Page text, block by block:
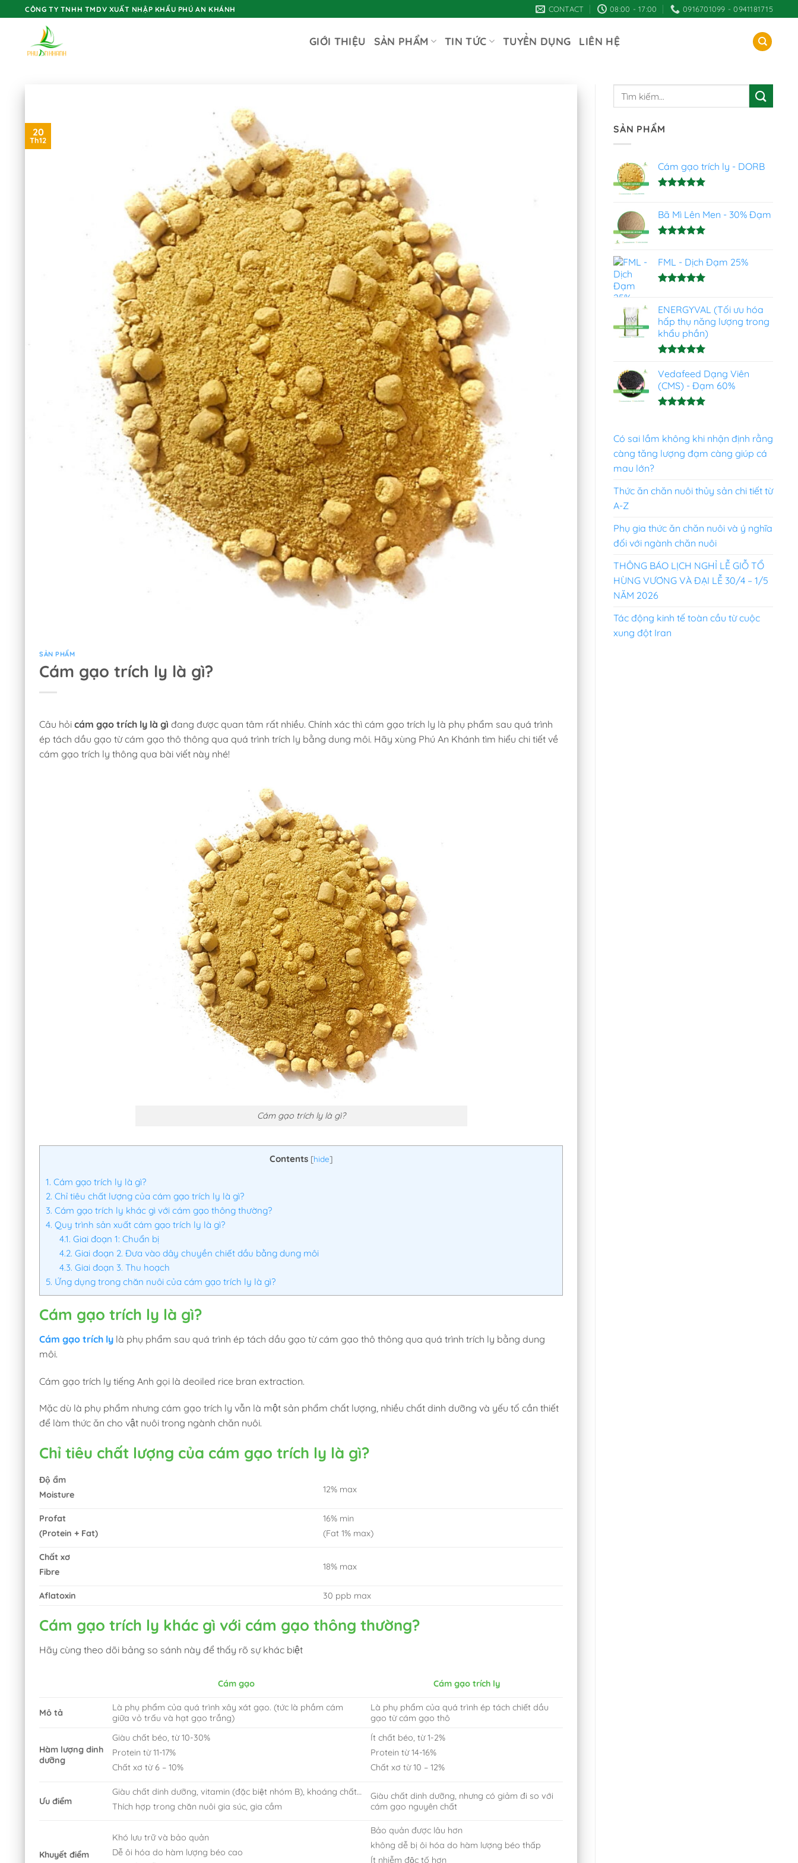
to
CÔNG TY TNHH TMDV XUẤT NHẬP KHẨU PHÚ AN KHÁNH CONTACT 08:00 - 17:00 0916701099 - 0941181715
GIỚI THIỆU SẢN PHẨM TIN TỨC TUYỂN DỤNG LIÊN HỆ
20
Th12
SẢN PHẨM
Cám gạo trích ly là gì?
Câu hỏi cám gạo trích ly là gì đang được quan tâm rất nhiều. Chính xác thì cám gạo trích ly là phụ phẩm sau quá trình
ép tách dầu gạo từ cám gạo thô thông qua quá trình trích ly bằng dung môi. Hãy xùng Phú An Khánh tìm hiểu chi tiết về
cám gạo trích ly thông qua bài viết này nhé!
Cám gạo trích ly là gì?
Contents [hide]
1. Cám gạo trích ly là gì?
2. Chỉ tiêu chất lượng của cám gạo trích ly là gì?
3. Cám gạo trích ly khác gì với cám gạo thông thường?
4. Quy trình sản xuất cám gạo trích ly là gì?
4.1. Giai đoạn 1: Chuẩn bị
4.2. Giai đoạn 2. Đưa vào dây chuyền chiết dầu bằng dung môi
4.3. Giai đoạn 3. Thu hoạch
5. Ứng dụng trong chăn nuôi của cám gạo trích ly là gì?
Cám gạo trích ly là gì?
Cám gạo trích ly là phụ phẩm sau quá trình ép tách dầu gạo từ cám gạo thô thông qua quá trình trích ly bằng dung
môi.
Cám gạo trích ly tiếng Anh gọi là deoiled rice bran extraction.
Mặc dù là phụ phẩm nhưng cám gạo trích ly vẫn là một sản phẩm chất lượng, nhiều chất dinh dưỡng và yếu tố cần thiết
để làm thức ăn cho vật nuôi trong ngành chăn nuôi.
Chỉ tiêu chất lượng của cám gạo trích ly là gì?
Độ ẩm
Moisture
12% max
Profat
(Protein + Fat)
16% min
(Fat 1% max)
Chất xơ
Fibre
18% max
Aflatoxin 30 ppb max
Cám gạo trích ly khác gì với cám gạo thông thường?
Hãy cùng theo dõi bảng so sánh này để thấy rõ sự khác biệt
Cám gạo Cám gạo trích ly
Mô tả
Là phụ phẩm của quá trình xây xát gạo. (tức là phầm cám
giữa vỏ trấu và hạt gạo trắng)
Là phụ phẩm của quá trình ép tách chiết dầu
gạo từ cám gạo thô
Hàm lượng dinh
dưỡng
Giàu chất béo, từ 10-30%
Protein từ11-17%
Chất xơ từ 6 – 10%
Ít chất béo, từ 1-2%
Protein từ 14-16%
Chất xơ từ 10 – 12%
Ưu điểm
Giàu chất dinh dưỡng, vitamin (đặc biệt nhóm B), khoáng chất…
Thích hợp trong chăn nuôi gia súc, gia cầm
Giàu chất dinh dưỡng, nhưng có giảm đi so với
cám gạo nguyên chất
Khuyết điểm
Khó lưu trữ và bảo quản
Dễ ôi hóa do hàm lượng béo cao
Bảo quản được lâu hơn
không dễ bị ôi hóa do hàm lượng béo thấp
Ít nhiễm độc tố hơn
SẢN PHẨM
Cám gạo trích ly - DORB
5 sao
Bã Mì Lên Men - 30% Đạm
5 sao
FML - Dịch Đạm 25%
5 sao
ENERGYVAL (Tối ưu hóa
hấp thụ năng lượng trong
khẩu phần)
hạng5.00
5 sao
Vedafeed Dạng Viên
(CMS) - Đạm 60%
5 sao
Có sai lầm không khi nhận định rằng
càng tăng lượng đạm càng giúp cá
mau lớn?
Thức ăn chăn nuôi thủy sản chi tiết từ
A-Z
Phụ gia thức ăn chăn nuôi và ý nghĩa
đối với ngành chăn nuôi
THÔNG BÁO LỊCH NGHỈ LỄ GIỖ TỔ
HÙNG VƯƠNG VÀ ĐẠI LỄ 30/4 – 1/5
NĂM 2026
Tác động kinh tế toàn cầu từ cuộc
xung đột Iran